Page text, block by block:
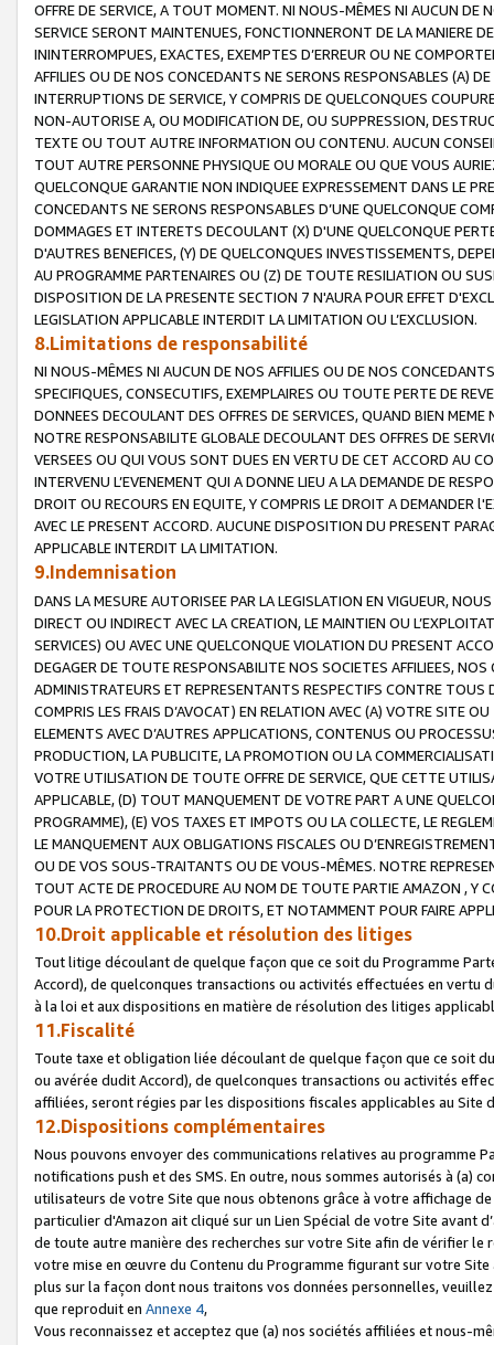
OFFRE DE SERVICE, A TOUT MOMENT. NI NOUS-MÊMES NI AUCUN DE
SERVICE SERONT MAINTENUES, FONCTIONNERONT DE LA MANIERE
ININTERROMPUES, EXACTES, EXEMPTES D’ERREUR OU NE
AFFILIES OU DE NOS CONCEDANTS NE SERONS RESPONSABLES (A)
INTERRUPTIONS DE SERVICE, Y COMPRIS DE QUELCONQUES
NON-AUTORISE A, OU MODIFICATION DE, OU SUPPRESSION,
TEXTE OU TOUT AUTRE INFORMATION OU CONTENU. AUCUN
TOUT AUTRE PERSONNE PHYSIQUE OU MORALE OU QUE VOUS
QUELCONQUE GARANTIE NON INDIQUEE EXPRESSEMENT DANS LE
CONCEDANTS NE SERONS RESPONSABLES D’UNE QUELCONQUE
DOMMAGES ET INTERETS DECOULANT (X) D'UNE QUELCONQUE
D'AUTRES BENEFICES, (Y) DE QUELCONQUES INVESTISSEMENTS,
AU PROGRAMME PARTENAIRES OU (Z) DE TOUTE RESILIATION OU
DISPOSITION DE LA PRESENTE SECTION 7 N'AURA POUR EFFET
LEGISLATION APPLICABLE INTERDIT LA LIMITATION OU L’EXCLUSION.
8.Limitations de responsabilité
NI NOUS-MÊMES NI AUCUN DE NOS AFFILIES OU DE NOS
SPECIFIQUES, CONSECUTIFS, EXEMPLAIRES OU TOUTE PERTE DE
DONNEES DECOULANT DES OFFRES DE SERVICES, QUAND BIEN
NOTRE RESPONSABILITE GLOBALE DECOULANT DES OFFRES DE
VERSEES OU QUI VOUS SONT DUES EN VERTU DE CET ACCORD AU
INTERVENU L’EVENEMENT QUI A DONNE LIEU A LA DEMANDE DE
DROIT OU RECOURS EN EQUITE, Y COMPRIS LE DROIT A DEMANDER
AVEC LE PRESENT ACCORD. AUCUNE DISPOSITION DU PRESENT
APPLICABLE INTERDIT LA LIMITATION.
9.Indemnisation
DANS LA MESURE AUTORISEE PAR LA LEGISLATION EN VIGUEUR,
DIRECT OU INDIRECT AVEC LA CREATION, LE MAINTIEN OU
SERVICES) OU AVEC UNE QUELCONQUE VIOLATION DU PRESENT
DEGAGER DE TOUTE RESPONSABILITE NOS SOCIETES AFFILIEES,
ADMINISTRATEURS ET REPRESENTANTS RESPECTIFS CONTRE
COMPRIS LES FRAIS D’AVOCAT) EN RELATION AVEC (A) VOTRE SITE
ELEMENTS AVEC D’AUTRES APPLICATIONS, CONTENUS OU
PRODUCTION, LA PUBLICITE, LA PROMOTION OU LA
VOTRE UTILISATION DE TOUTE OFFRE DE SERVICE, QUE CETTE
APPLICABLE, (D) TOUT MANQUEMENT DE VOTRE PART A UNE
PROGRAMME), (E) VOS TAXES ET IMPOTS OU LA COLLECTE, LE
LE MANQUEMENT AUX OBLIGATIONS FISCALES OU
OU DE VOS SOUS-TRAITANTS OU DE VOUS-MÊMES. NOTRE
TOUT ACTE DE PROCEDURE AU NOM DE TOUTE PARTIE AMAZON , Y
POUR LA PROTECTION DE DROITS, ET NOTAMMENT POUR FAIRE
10.Droit applicable et résolution des litiges
Tout litige découlant de quelque façon que ce soit du Programme
Accord), de quelconques transactions ou activités effectuées en vertu
à la loi et aux dispositions en matière de résolution des litiges
11.Fiscalité
Toute taxe et obligation liée découlant de quelque façon que ce soit
ou avérée dudit Accord), de quelconques transactions ou activités
affiliées, seront régies par les dispositions fiscales applicables au Site
12.Dispositions complémentaires
Nous pouvons envoyer des communications relatives au programme
notifications push et des SMS. En outre, nous sommes autorisés à
utilisateurs de votre Site que nous obtenons grâce à votre affichage
particulier d'Amazon ait cliqué sur un Lien Spécial de votre Site avant
de toute autre manière des recherches sur votre Site afin de vérifier
votre mise en œuvre du Contenu du Programme figurant sur votre
plus sur la façon dont nous traitons vos données personnelles,
que reproduit en Annexe 4,
Vous reconnaissez et acceptez que (a) nos sociétés affiliées et nous-